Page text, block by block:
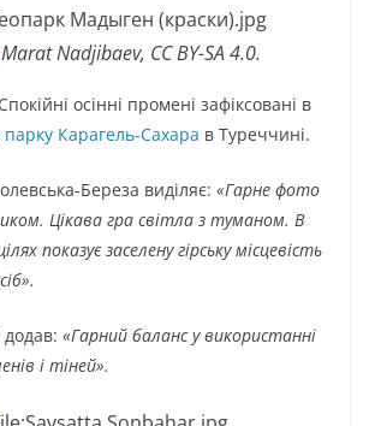
Marat Nadjibaev, CC BY-SA 4.0.
Спокійні осінні промені зафіксовані в
Карагель-Сахара в Туреччині.
Береза виділяє: «Гарне фото
Цікава гра світла з туманом. В
показує заселену гірську місцевість
додав: «Гарний баланс у використанні
і тіней».